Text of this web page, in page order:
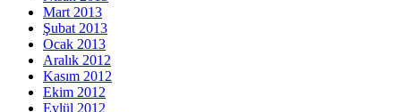
Mart 2013
Şubat 2013
Ocak 2013
Aralık 2012
Kasım 2012
Ekim 2012
Eylül 2012